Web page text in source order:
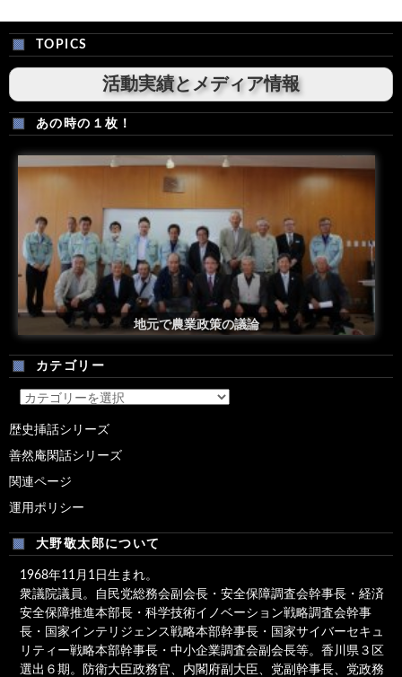
TOPICS
活動実績とメディア情報
あの時の１枚！
安倍総理米国議会演説後の一コマ
地元で農業政策の議論
カテゴリー
カ
テ
リ
ー
歴史挿話シリーズ
善然庵閑話シリーズ
関連ページ
運用ポリシー
大野敬太郎について
1968年11月1日生まれ。
衆議院議員。自民党総務会副会長・安全保障調査会幹事長・経済
安全保障推進本部長・科学技術イノベーション戦略調査会幹事
長・国家インテリジェンス戦略本部幹事長・国家サイバーセキュ
リティー戦略本部幹事長・中小企業調査会副会長等。香川県３区
選出６期。防衛大臣政務官、内閣府副大臣、党副幹事長、党政務